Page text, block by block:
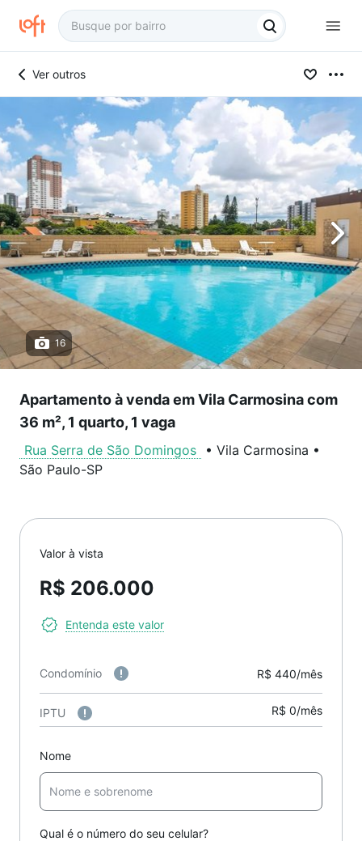
Ver outros
16
Apartamento à venda em Vila Carmosina com
36 m², 1 quarto, 1 vaga
Rua Serra de São Domingos • Vila Carmosina •
São Paulo-SP
Valor à vista
R$ 206.000
Entenda este valor
Condomínio R$ 440/mês
IPTU R$ 0/mês
Nome
Qual é o número do seu celular?